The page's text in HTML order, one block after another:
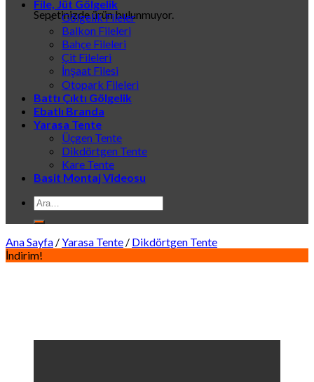
Sepetinizde ürün bulunmuyor.
File, Jüt Gölgelik
Gölgelik Fileler
Balkon Fileleri
Bahçe Fileleri
Çit Fileleri
İnşaat Filesi
Otopark Fileleri
Battı Çıktı Gölgelik
Ebatlı Branda
Yarasa Tente
Üçgen Tente
Dikdörtgen Tente
Kare Tente
Basit Montaj Videosu
Ara:
Ana Sayfa /Yarasa Tente / Dikdörtgen Tente
İndirim!